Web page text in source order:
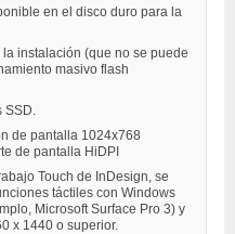
en el disco duro para la
instalación (que no se puede
masivo flash
SSD.
de pantalla 1024x768
de pantalla HiDPI
Touch de InDesign, se
táctiles con Windows
Microsoft Surface Pro 3) y
x 1440 o superior.